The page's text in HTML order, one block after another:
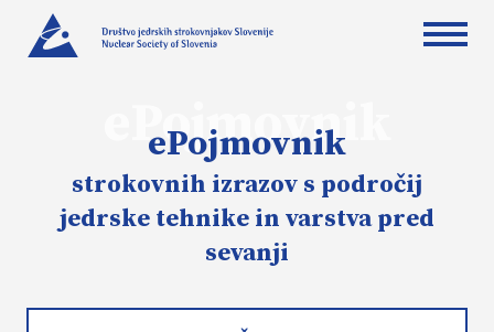
ePojmovnik
ePojmovnik
strokovnih izrazov s področij
jedrske tehnike in varstva pred
sevanji